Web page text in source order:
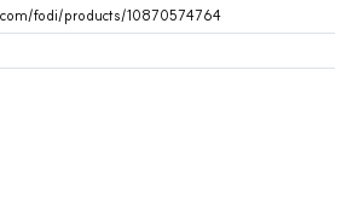
fodi/products/10870574764